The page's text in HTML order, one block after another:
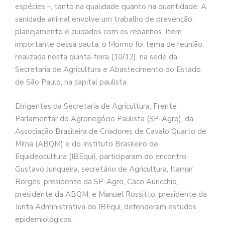
espécies –, tanto na qualidade quanto na quantidade. A
sanidade animal envolve um trabalho de prevenção,
planejamento e cuidados com os rebanhos. Item
importante dessa pauta, o Mormo foi tema de reunião,
realizada nesta quinta-feira (10/12), na sede da
Secretaria de Agricultura e Abastecimento do Estado
de São Paulo, na capital paulista.
Dirigentes da Secretaria de Agricultura, Frente
Parlamentar do Agronegócio Paulista (SP-Agro), da
Associação Brasileira de Criadores de Cavalo Quarto de
Milha (ABQM) e do Instituto Brasileiro de
Equideocultura (IBEqui), participaram do encontro.
Gustavo Junqueira, secretário de Agricultura, Itamar
Borges, presidente da SP-Agro, Caco Auricchio,
presidente da ABQM, e Manuel Rossitto, presidente da
Junta Administrativa do IBEqui, defenderam estudos
epidemiológicos.